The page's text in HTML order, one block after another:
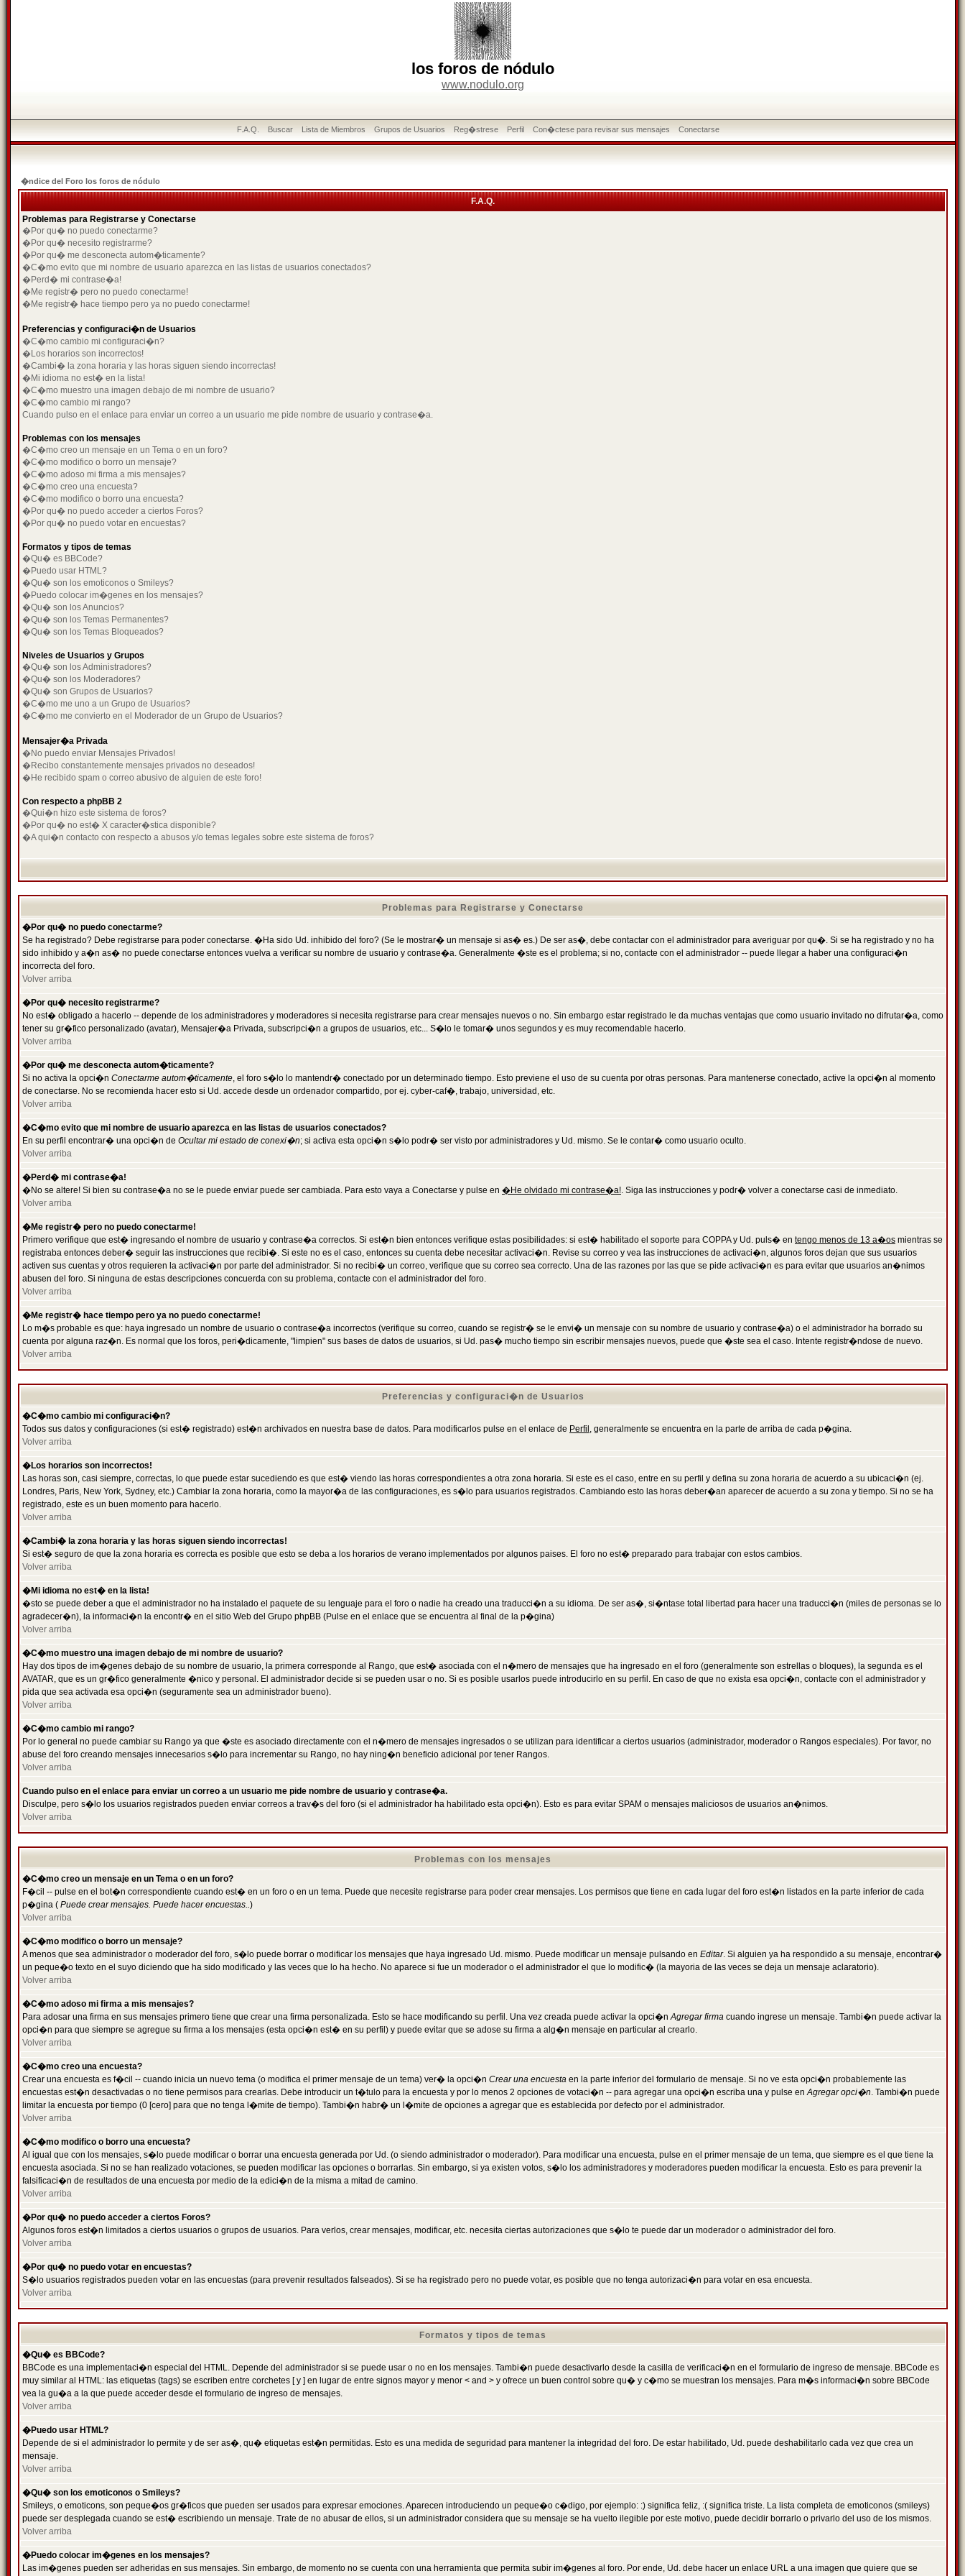
los foros de nódulo
www.nodulo.org
F.A.Q. Buscar Lista de Miembros Grupos de Usuarios Reg�strese Perfil Con�ctese para revisar sus mensajes Conectarse
�ndice del Foro los foros de nódulo
F.A.Q.
Problemas para Registrarse y Conectarse
�Por qu� no puedo conectarme?
�Por qu� necesito registrarme?
�Por qu� me desconecta autom�ticamente?
�C�mo evito que mi nombre de usuario aparezca en las listas de usuarios conectados?
�Perd� mi contrase�a!
�Me registr� pero no puedo conectarme!
�Me registr� hace tiempo pero ya no puedo conectarme!
Preferencias y configuraci�n de Usuarios
�C�mo cambio mi configuraci�n?
�Los horarios son incorrectos!
�Cambi� la zona horaria y las horas siguen siendo incorrectas!
�Mi idioma no est� en la lista!
�C�mo muestro una imagen debajo de mi nombre de usuario?
�C�mo cambio mi rango?
Cuando pulso en el enlace para enviar un correo a un usuario me pide nombre de usuario y contrase�a.
Problemas con los mensajes
�C�mo creo un mensaje en un Tema o en un foro?
�C�mo modifico o borro un mensaje?
�C�mo adoso mi firma a mis mensajes?
�C�mo creo una encuesta?
�C�mo modifico o borro una encuesta?
�Por qu� no puedo acceder a ciertos Foros?
�Por qu� no puedo votar en encuestas?
Formatos y tipos de temas
�Qu� es BBCode?
�Puedo usar HTML?
�Qu� son los emoticonos o Smileys?
�Puedo colocar im�genes en los mensajes?
�Qu� son los Anuncios?
�Qu� son los Temas Permanentes?
�Qu� son los Temas Bloqueados?
Niveles de Usuarios y Grupos
�Qu� son los Administradores?
�Qu� son los Moderadores?
�Qu� son Grupos de Usuarios?
�C�mo me uno a un Grupo de Usuarios?
�C�mo me convierto en el Moderador de un Grupo de Usuarios?
Mensajer�a Privada
�No puedo enviar Mensajes Privados!
�Recibo constantemente mensajes privados no deseados!
�He recibido spam o correo abusivo de alguien de este foro!
Con respecto a phpBB 2
�Qui�n hizo este sistema de foros?
�Por qu� no est� X caracter�stica disponible?
�A qui�n contacto con respecto a abusos y/o temas legales sobre este sistema de foros?
Problemas para Registrarse y Conectarse
�Por qu� no puedo conectarme?
Se ha registrado? Debe registrarse para poder conectarse. �Ha sido Ud. inhibido del foro? (Se le mostrar� un mensaje si as� es.) De ser as�, debe contactar con el administrador para averiguar por qu�. Si se ha registrado y no ha
sido inhibido y a�n as� no puede conectarse entonces vuelva a verificar su nombre de usuario y contrase�a. Generalmente �ste es el problema; si no, contacte con el administrador -- puede llegar a haber una configuraci�n
incorrecta del foro.
Volver arriba
�Por qu� necesito registrarme?
No est� obligado a hacerlo -- depende de los administradores y moderadores si necesita registrarse para crear mensajes nuevos o no. Sin embargo estar registrado le da muchas ventajas que como usuario invitado no difrutar�a, como
tener su gr�fico personalizado (avatar), Mensajer�a Privada, subscripci�n a grupos de usuarios, etc... S�lo le tomar� unos segundos y es muy recomendable hacerlo.
Volver arriba
�Por qu� me desconecta autom�ticamente?
Si no activa la opci�n Conectarme autom�ticamente, el foro s�lo lo mantendr� conectado por un determinado tiempo. Esto previene el uso de su cuenta por otras personas. Para mantenerse conectado, active la opci�n al momento
de conectarse. No se recomienda hacer esto si Ud. accede desde un ordenador compartido, por ej. cyber-caf�, trabajo, universidad, etc.
Volver arriba
�C�mo evito que mi nombre de usuario aparezca en las listas de usuarios conectados?
En su perfil encontrar� una opci�n de Ocultar mi estado de conexi�n; si activa esta opci�n s�lo podr� ser visto por administradores y Ud. mismo. Se le contar� como usuario oculto.
Volver arriba
�Perd� mi contrase�a!
�No se altere! Si bien su contrase�a no se le puede enviar puede ser cambiada. Para esto vaya a Conectarse y pulse en �He olvidado mi contrase�a!. Siga las instrucciones y podr� volver a conectarse casi de inmediato.
Volver arriba
�Me registr� pero no puedo conectarme!
Primero verifique que est� ingresando el nombre de usuario y contrase�a correctos. Si est�n bien entonces verifique estas posibilidades: si est� habilitado el soporte para COPPA y Ud. puls� en tengo menos de 13 a�os mientras se
registraba entonces deber� seguir las instrucciones que recibi�. Si este no es el caso, entonces su cuenta debe necesitar activaci�n. Revise su correo y vea las instrucciones de activaci�n, algunos foros dejan que sus usuarios
activen sus cuentas y otros requieren la activaci�n por parte del administrador. Si no recibi� un correo, verifique que su correo sea correcto. Una de las razones por las que se pide activaci�n es para evitar que usuarios an�nimos
abusen del foro. Si ninguna de estas descripciones concuerda con su problema, contacte con el administrador del foro.
Volver arriba
�Me registr� hace tiempo pero ya no puedo conectarme!
Lo m�s probable es que: haya ingresado un nombre de usuario o contrase�a incorrectos (verifique su correo, cuando se registr� se le envi� un mensaje con su nombre de usuario y contrase�a) o el administrador ha borrado su
cuenta por alguna raz�n. Es normal que los foros, peri�dicamente, "limpien" sus bases de datos de usuarios, si Ud. pas� mucho tiempo sin escribir mensajes nuevos, puede que �ste sea el caso. Intente registr�ndose de nuevo.
Volver arriba
Preferencias y configuraci�n de Usuarios
�C�mo cambio mi configuraci�n?
Todos sus datos y configuraciones (si est� registrado) est�n archivados en nuestra base de datos. Para modificarlos pulse en el enlace de Perfil , generalmente se encuentra en la parte de arriba de cada p�gina.
Volver arriba
�Los horarios son incorrectos!
Las horas son, casi siempre, correctas, lo que puede estar sucediendo es que est� viendo las horas correspondientes a otra zona horaria. Si este es el caso, entre en su perfil y defina su zona horaria de acuerdo a su ubicaci�n (ej.
Londres, Paris, New York, Sydney, etc.) Cambiar la zona horaria, como la mayor�a de las configuraciones, es s�lo para usuarios registrados. Cambiando esto las horas deber�an aparecer de acuerdo a su zona y tiempo. Si no se ha
registrado, este es un buen momento para hacerlo.
Volver arriba
�Cambi� la zona horaria y las horas siguen siendo incorrectas!
Si est� seguro de que la zona horaria es correcta es posible que esto se deba a los horarios de verano implementados por algunos paises. El foro no est� preparado para trabajar con estos cambios.
Volver arriba
�Mi idioma no est� en la lista!
�sto se puede deber a que el administrador no ha instalado el paquete de su lenguaje para el foro o nadie ha creado una traducci�n a su idioma. De ser as�, si�ntase total libertad para hacer una traducci�n (miles de personas se lo
agradecer�n), la informaci�n la encontr� en el sitio Web del Grupo phpBB (Pulse en el enlace que se encuentra al final de la p�gina)
Volver arriba
�C�mo muestro una imagen debajo de mi nombre de usuario?
Hay dos tipos de im�genes debajo de su nombre de usuario, la primera corresponde al Rango, que est� asociada con el n�mero de mensajes que ha ingresado en el foro (generalmente son estrellas o bloques), la segunda es el
AVATAR, que es un gr�fico generalmente �nico y personal. El administrador decide si se pueden usar o no. Si es posible usarlos puede introducirlo en su perfil. En caso de que no exista esa opci�n, contacte con el administrador y
pida que sea activada esa opci�n (seguramente sea un administrador bueno).
Volver arriba
�C�mo cambio mi rango?
Por lo general no puede cambiar su Rango ya que �ste es asociado directamente con el n�mero de mensajes ingresados o se utilizan para identificar a ciertos usuarios (administrador, moderador o Rangos especiales). Por favor, no
abuse del foro creando mensajes innecesarios s�lo para incrementar su Rango, no hay ning�n beneficio adicional por tener Rangos.
Volver arriba
Cuando pulso en el enlace para enviar un correo a un usuario me pide nombre de usuario y contrase�a.
Disculpe, pero s�lo los usuarios registrados pueden enviar correos a trav�s del foro (si el administrador ha habilitado esta opci�n). Esto es para evitar SPAM o mensajes maliciosos de usuarios an�nimos.
Volver arriba
Problemas con los mensajes
�C�mo creo un mensaje en un Tema o en un foro?
F�cil -- pulse en el bot�n correspondiente cuando est� en un foro o en un tema. Puede que necesite registrarse para poder crear mensajes. Los permisos que tiene en cada lugar del foro est�n listados en la parte inferior de cada
p�gina ( Puede crear mensajes. Puede hacer encuestas..)
Volver arriba
�C�mo modifico o borro un mensaje?
A menos que sea administrador o moderador del foro, s�lo puede borrar o modificar los mensajes que haya ingresado Ud. mismo. Puede modificar un mensaje pulsando en Editar. Si alguien ya ha respondido a su mensaje, encontrar�
un peque�o texto en el suyo diciendo que ha sido modificado y las veces que lo ha hecho. No aparece si fue un moderador o el administrador el que lo modific� (la mayoria de las veces se deja un mensaje aclaratorio).
Volver arriba
�C�mo adoso mi firma a mis mensajes?
Para adosar una firma en sus mensajes primero tiene que crear una firma personalizada. Esto se hace modificando su perfil. Una vez creada puede activar la opci�nAgregar firma cuando ingrese un mensaje. Tambi�n puede activar la
opci�n para que siempre se agregue su firma a los mensajes (esta opci�n est� en su perfil) y puede evitar que se adose su firma a alg�n mensaje en particular al crearlo.
Volver arriba
�C�mo creo una encuesta?
Crear una encuesta es f�cil -- cuando inicia un nuevo tema (o modifica el primer mensaje de un tema) ver� la opci�n Crear una encuesta en la parte inferior del formulario de mensaje. Si no ve esta opci�n probablemente las
encuestas est�n desactivadas o no tiene permisos para crearlas. Debe introducir un t�tulo para la encuesta y por lo menos 2 opciones de votaci�n -- para agregar una opci�n escriba una y pulse enAgregar opci�n. Tambi�n puede
limitar la encuesta por tiempo (0 [cero] para que no tenga l�mite de tiempo). Tambi�n habr� un l�mite de opciones a agregar que es establecida por defecto por el administrador.
Volver arriba
�C�mo modifico o borro una encuesta?
Al igual que con los mensajes, s�lo puede modificar o borrar una encuesta generada por Ud. (o siendo administrador o moderador). Para modificar una encuesta, pulse en el primer mensaje de un tema, que siempre es el que tiene la
encuesta asociada. Si no se han realizado votaciones, se pueden modificar las opciones o borrarlas. Sin embargo, si ya existen votos, s�lo los administradores y moderadores pueden modificar la encuesta. Esto es para prevenir la
falsificaci�n de resultados de una encuesta por medio de la edici�n de la misma a mitad de camino.
Volver arriba
�Por qu� no puedo acceder a ciertos Foros?
Algunos foros est�n limitados a ciertos usuarios o grupos de usuarios. Para verlos, crear mensajes, modificar, etc. necesita ciertas autorizaciones que s�lo te puede dar un moderador o administrador del foro.
Volver arriba
�Por qu� no puedo votar en encuestas?
S�lo usuarios registrados pueden votar en las encuestas (para prevenir resultados falseados). Si se ha registrado pero no puede votar, es posible que no tenga autorizaci�n para votar en esa encuesta.
Volver arriba
Formatos y tipos de temas
�Qu� es BBCode?
BBCode es una implementaci�n especial del HTML. Depende del administrador si se puede usar o no en los mensajes. Tambi�n puede desactivarlo desde la casilla de verificaci�n en el formulario de ingreso de mensaje. BBCode es
muy similar al HTML: las etiquetas (tags) se escriben entre corchetes [ y ] en lugar de entre signos mayor y menor < and > y ofrece un buen control sobre qu� y c�mo se muestran los mensajes. Para m�s informaci�n sobre BBCode
vea la gu�a a la que puede acceder desde el formulario de ingreso de mensajes.
Volver arriba
�Puedo usar HTML?
Depende de si el administrador lo permite y de ser as�, qu� etiquetas est�n permitidas. Esto es una medida de seguridad para mantener la integridad del foro. De estar habilitado, Ud. puede deshabilitarlo cada vez que crea un
mensaje.
Volver arriba
�Qu� son los emoticonos o Smileys?
Smileys, o emoticons, son peque�os gr�ficos que pueden ser usados para expresar emociones. Aparecen introduciendo un peque�o c�digo, por ejemplo: :) significa feliz, :( significa triste. La lista completa de emoticonos (smileys)
puede ser desplegada cuando se est� escribiendo un mensaje. Trate de no abusar de ellos, si un administrador considera que su mensaje se ha vuelto ilegible por este motivo, puede decidir borrarlo o privarlo del uso de los mismos.
Volver arriba
�Puedo colocar im�genes en los mensajes?
Las im�genes pueden ser adheridas en sus mensajes. Sin embargo, de momento no se cuenta con una herramienta que permita subir im�genes al foro. Por ende, Ud. debe hacer un enlace URL a una imagen que quiere que se